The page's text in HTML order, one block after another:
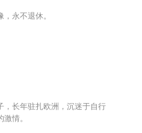
，永不退休。
，长年驻扎欧洲，沉迷于自行
情。